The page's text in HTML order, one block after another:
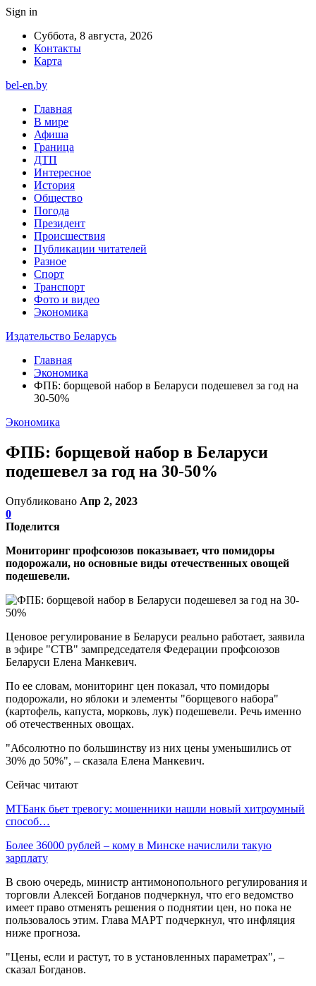
Sign in
Суббота, 8 августа, 2026
Контакты
Карта
bel-en.by
Главная
В мире
Афиша
Граница
ДТП
Интересное
История
Общество
Погода
Президент
Происшествия
Публикации читателей
Разное
Спорт
Транспорт
Фото и видео
Экономика
Издательство Беларусь
Главная
Экономика
ФПБ: борщевой набор в Беларуси подешевел за год на
30-50%
Экономика
ФПБ: борщевой набор в Беларуси
подешевел за год на 30-50%
Опубликовано Апр 2, 2023
0
Поделится
Мониторинг профсоюзов показывает, что помидоры
подорожали, но основные виды отечественных овощей
подешевели.
Ценовое регулирование в Беларуси реально работает, заявила
в эфире "СТВ" зампредседателя Федерации профсоюзов
Беларуси Елена Манкевич.
По ее словам, мониторинг цен показал, что помидоры
подорожали, но яблоки и элементы "борщевого набора"
(картофель, капуста, морковь, лук) подешевели. Речь именно
об отечественных овощах.
"Абсолютно по большинству из них цены уменьшились от
30% до 50%", – сказала Елена Манкевич.
Сейчас читают
МТБанк бьет тревогу: мошенники нашли новый хитроумный
способ…
Более 36000 рублей – кому в Минске начислили такую
зарплату
В свою очередь, министр антимонопольного регулирования и
торговли Алексей Богданов подчеркнул, что его ведомство
имеет право отменять решения о поднятии цен, но пока не
пользовалось этим. Глава МАРТ подчеркнул, что инфляция
ниже прогноза.
"Цены, если и растут, то в установленных параметрах", –
сказал Богданов.